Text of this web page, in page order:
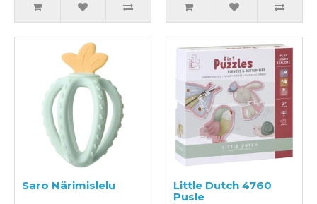
Saro Närimislelu
Little Dutch 4760
Pusle